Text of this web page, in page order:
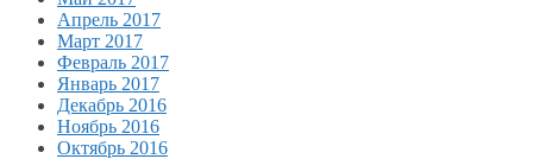
Апрель 2017
Март 2017
Февраль 2017
Январь 2017
Декабрь 2016
Ноябрь 2016
Октябрь 2016